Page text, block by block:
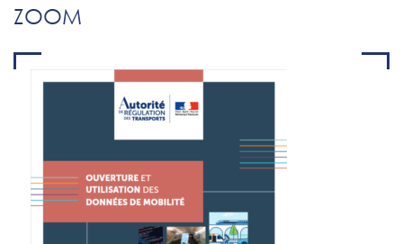
ZOOM